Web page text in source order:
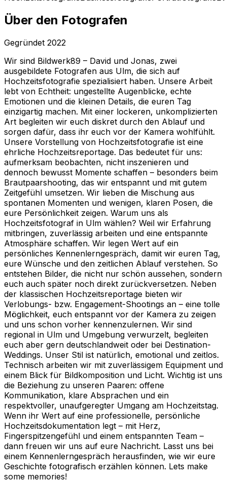
Über den Fotografen
Gegründet 2022
Wir sind Bildwerk89 – David und Jonas, zwei
ausgebildete Fotografen aus Ulm, die sich auf
Hochzeitsfotografie spezialisiert haben. Unsere Arbeit
lebt von Echtheit: ungestellte Augenblicke, echte
Emotionen und die kleinen Details, die euren Tag
einzigartig machen. Mit einer lockeren, unkomplizierten
Art begleiten wir euch diskret durch den Ablauf und
sorgen dafür, dass ihr euch vor der Kamera wohlfühlt.
Unsere Vorstellung von Hochzeitsfotografie ist eine
ehrliche Hochzeitsreportage. Das bedeutet für uns:
aufmerksam beobachten, nicht inszenieren und
dennoch bewusst Momente schaffen – besonders beim
Brautpaarshooting, das wir entspannt und mit gutem
Zeitgefühl umsetzen. Wir lieben die Mischung aus
spontanen Momenten und wenigen, klaren Posen, die
eure Persönlichkeit zeigen. Warum uns als
Hochzeitsfotograf in Ulm wählen? Weil wir Erfahrung
mitbringen, zuverlässig arbeiten und eine entspannte
Atmosphäre schaffen. Wir legen Wert auf ein
persönliches Kennenlerngespräch, damit wir euren Tag,
eure Wünsche und den zeitlichen Ablauf verstehen. So
entstehen Bilder, die nicht nur schön aussehen, sondern
euch auch später noch direkt zurückversetzen. Neben
der klassischen Hochzeitsreportage bieten wir
Verlobungs- bzw. Engagement-Shootings an – eine tolle
Möglichkeit, euch entspannt vor der Kamera zu zeigen
und uns schon vorher kennenzulernen. Wir sind
regional in Ulm und Umgebung verwurzelt, begleiten
euch aber gern deutschlandweit oder bei Destination-
Weddings. Unser Stil ist natürlich, emotional und zeitlos.
Technisch arbeiten wir mit zuverlässigem Equipment und
einem Blick für Bildkomposition und Licht. Wichtig ist uns
die Beziehung zu unseren Paaren: offene
Kommunikation, klare Absprachen und ein
respektvoller, unaufgeregter Umgang am Hochzeitstag.
Wenn ihr Wert auf eine professionelle, persönliche
Hochzeitsdokumentation legt – mit Herz,
Fingerspitzengefühl und einem entspannten Team –
dann freuen wir uns auf eure Nachricht. Lasst uns bei
einem Kennenlerngespräch herausfinden, wie wir eure
Geschichte fotografisch erzählen können. Lets make
some memories!